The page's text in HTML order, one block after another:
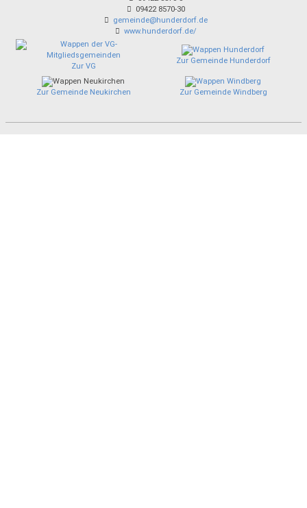
09422 8570-30
gemeinde@hunderdorf.de
www.hunderdorf.de/
Zur VG
Zur Gemeinde Hunderdorf
Zur Gemeinde Neukirchen Zur Gemeinde Windberg